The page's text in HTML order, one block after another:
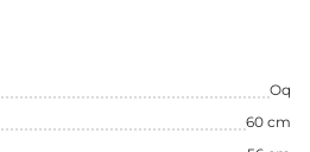
Oq
60 cm